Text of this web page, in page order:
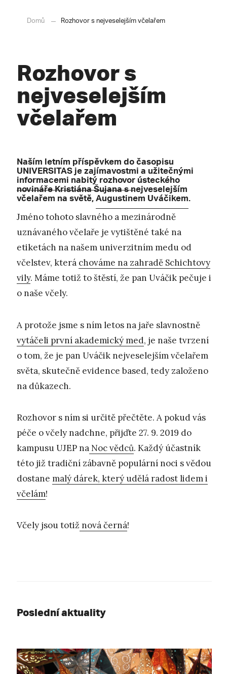
Domů Rozhovor s nejveselejším včelařem
Rozhovor s
nejveselejším
včelařem
Naším letním příspěvkem do časopisu
UNIVERSITAS je zajímavostmi a užitečnými
informacemi nabitý rozhovorústeckého
novináře Kristiána Šujana s nejveselejším
včelařem na světě,Augustinem Uváčikem.
Jméno tohoto slavného a mezinárodně
uznávaného včelaře je vytištěné také na
etiketách na našem univerzitním medu od
včelstev, která chováme na zahradě Schichtovy
vily. Máme totiž to štěstí, že pan Uváčik pečuje i
o naše včely.
A protože jsme s ním letos na jaře slavnostně
vytáčeli první akademický med, je naše tvrzení
o tom, že je pan Uváčik nejveselejším včelařem
světa, skutečně evidence based, tedy založeno
na důkazech.
Rozhovor s ním si určitě přečtěte. A pokud vás
péče o včely nadchne, přijďte 27. 9. 2019 do
kampusu UJEP na Noc vědců. Každý účastník
této již tradiční zábavně populární noci s vědou
dostane malý dárek, který udělá radost lidem i
včelám!
Včely jsou totiž nová černá!
Poslední aktuality